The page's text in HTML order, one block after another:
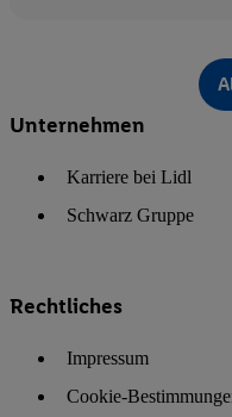
Unternehmen
Karriere bei Lidl
Schwarz Gruppe
Rechtliches
Impressum
Cookie-